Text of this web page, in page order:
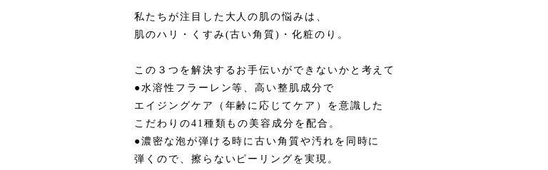
私たちが注目した大人の肌の悩みは、
肌のハリ・くすみ(古い角質)・化粧のり。
この３つを解決するお手伝いができないかと考えて
●水溶性フラーレン等、高い整肌成分で
エイジングケア（年齢に応じてケア）を意識した
こだわりの41種類もの美容成分を配合。
●濃密な泡が弾ける時に古い角質や汚れを同時に
弾くので、擦らないピーリングを実現。